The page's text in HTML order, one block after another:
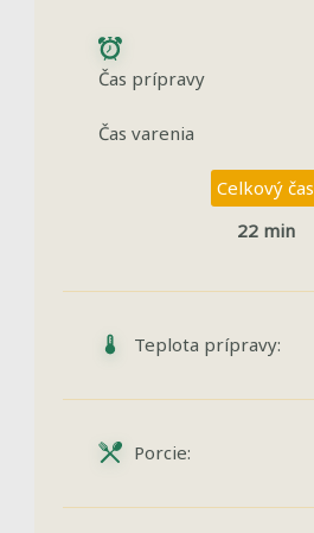
Čas prípravy
Čas varenia
Celkový čas
22 min
Teplota prípravy:
Porcie: